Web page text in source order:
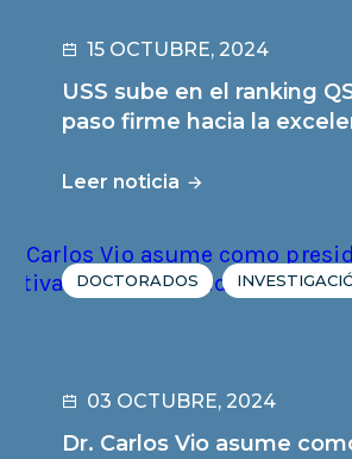
15 OCTUBRE, 2024
USS sube en el ranking
paso firme hacia la
Leer noticia
DOCTORADOS
03 OCTUBRE, 2024
Dr. Carlos Vio asume